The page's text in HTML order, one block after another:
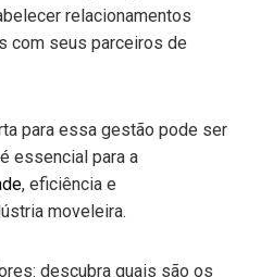
relacionamentos
com seus parceiros de
para essa gestão pode ser
essencial para a
, eficiência e
moveleira.